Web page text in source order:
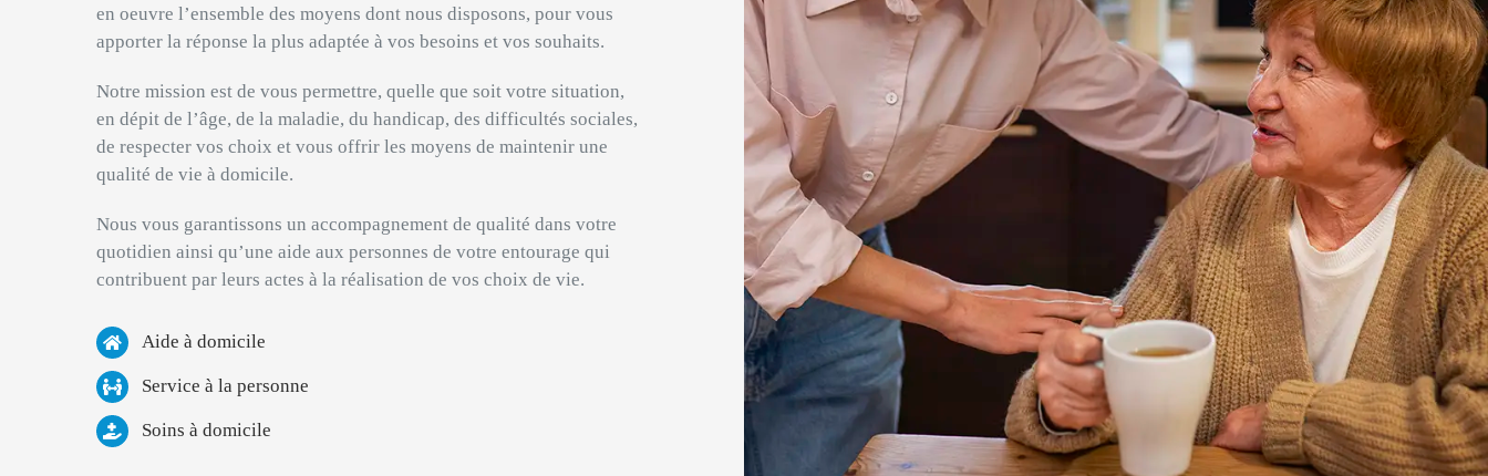
en oeuvre l’ensemble des moyens dont nous disposons, pour vous
apporter la réponse la plus adaptée à vos besoins et vos souhaits.
Notre mission est de vous permettre, quelle que soit votre situation,
en dépit de l’âge, de la maladie, du handicap, des difficultés sociales,
de respecter vos choix et vous offrir les moyens de maintenir une
qualité de vie à domicile.
Nous vous garantissons un accompagnement de qualité dans votre
quotidien ainsi qu’une aide aux personnes de votre entourage qui
contribuent par leurs actes à la réalisation de vos choix de vie.
Aide à domicile
Service à la personne
Soins à domicile